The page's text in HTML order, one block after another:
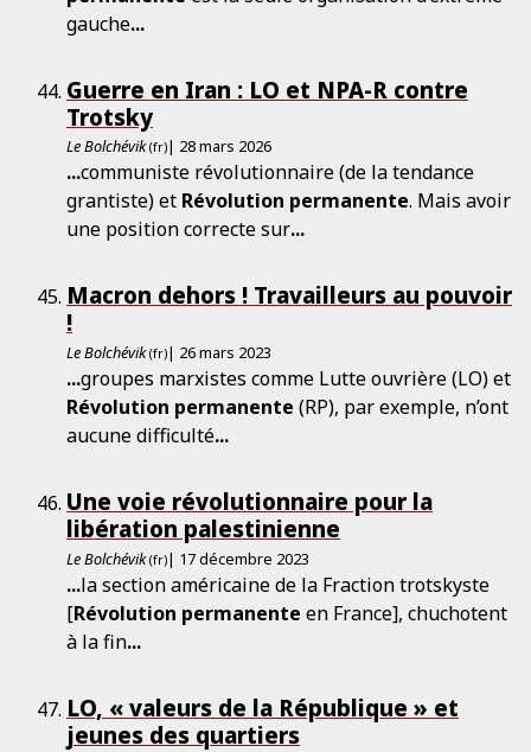
gauche...
Guerre en Iran : LO et NPA-R contre
Trotsky
Le Bolchévik (fr)| 28 mars 2026
...communiste révolutionnaire (de la tendance
grantiste) et Révolution permanente. Mais avoir
une position correcte sur...
Macron dehors ! Travailleurs au pouvoir
!
Le Bolchévik (fr)| 26 mars 2023
...groupes marxistes comme Lutte ouvrière (LO) et
Révolution permanente (RP), par exemple, n’ont
aucune difficulté...
Une voie révolutionnaire pour la
libération palestinienne
Le Bolchévik (fr)| 17 décembre 2023
...la section américaine de la Fraction trotskyste
[Révolution permanente en France], chuchotent
à la fin...
LO, « valeurs de la République » et
jeunes des quartiers